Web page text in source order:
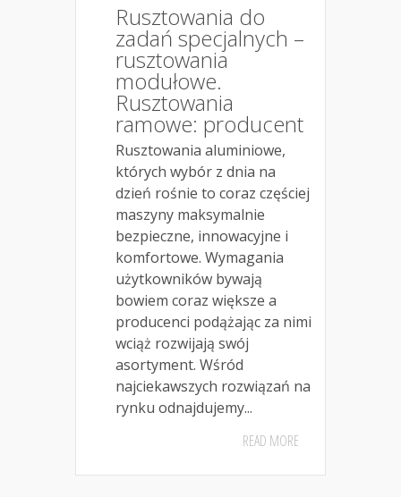
Rusztowania do
zadań specjalnych –
rusztowania
modułowe.
Rusztowania
ramowe: producent
Rusztowania aluminiowe,
których wybór z dnia na
dzień rośnie to coraz częściej
maszyny maksymalnie
bezpieczne, innowacyjne i
komfortowe. Wymagania
użytkowników bywają
bowiem coraz większe a
producenci podążając za nimi
wciąż rozwijają swój
asortyment. Wśród
najciekawszych rozwiązań na
rynku odnajdujemy...
READ MORE